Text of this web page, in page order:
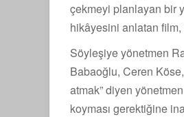
çekmeyi planlayan bir
hikâyesini anlatan
Söyleşiye yönetmen
Babaoğlu, Ceren
atmak” diyen
koyması gerektiğine